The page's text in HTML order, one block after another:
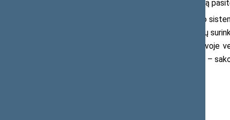
būtent todėl daroma prielaida, jog kartą
„Suprantu, jog plečiama užstato
ir išplečiant jau egzistuojančią pakuočių
Kaip jau ne kartą teko įsitikinti, Lietuvoje
atneša naudą ir pasitenkinimą visiems“, –